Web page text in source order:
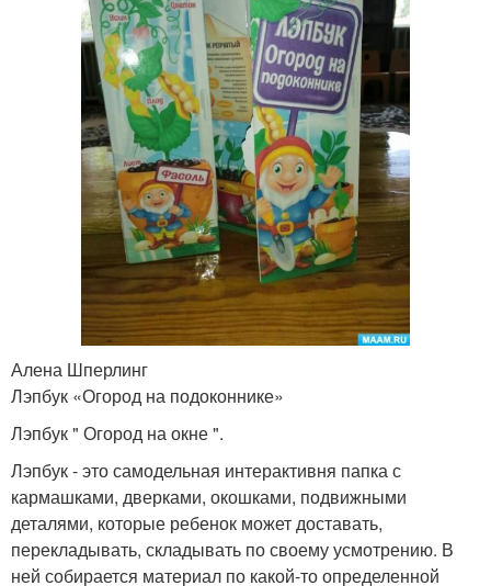
Алена Шперлинг
Лэпбук «Огород на подоконнике»
Лэпбук " Огород на окне ".
Лэпбук - это самодельная интерактивня папка с
кармашками, дверками, окошками, подвижными
деталями, которые ребенок может доставать,
перекладывать, складывать по своему усмотрению. В
ней собирается материал по какой-то определенной